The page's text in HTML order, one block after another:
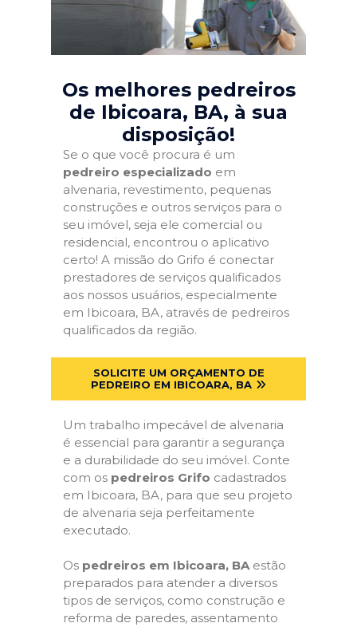
Os melhores pedreiros
de Ibicoara, BA, à sua
disposição!
Se o que você procura é um
pedreiro especializado em
alvenaria, revestimento, pequenas
construções e outros serviços para o
seu imóvel, seja ele comercial ou
residencial, encontrou o aplicativo
certo! A missão do Grifo é conectar
prestadores de serviços qualificados
aos nossos usuários, especialmente
em Ibicoara, BA, através de pedreiros
qualificados da região.
SOLICITE UM ORÇAMENTO DE
PEDREIRO EM IBICOARA, BA
Um trabalho impecável de alvenaria
é essencial para garantir a segurança
e a durabilidade do seu imóvel. Conte
com os pedreiros Grifo cadastrados
em Ibicoara, BA, para que seu projeto
de alvenaria seja perfeitamente
executado.
Os pedreiros em Ibicoara, BAestão
preparados para atender a diversos
tipos de serviços, como construção e
reforma de paredes, assentamento